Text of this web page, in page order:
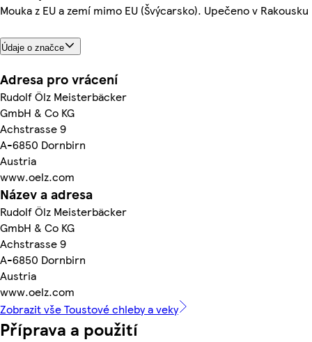
Mouka z EU a zemí mimo EU (Švýcarsko). Upečeno v Rakousku
Údaje o značce
Adresa pro vrácení
Rudolf Ölz Meisterbäcker
GmbH & Co KG
Achstrasse 9
A-6850 Dornbirn
Austria
www.oelz.com
Název a adresa
Rudolf Ölz Meisterbäcker
GmbH & Co KG
Achstrasse 9
A-6850 Dornbirn
Austria
www.oelz.com
Zobrazit vše Toustové chleby a veky
Příprava a použití